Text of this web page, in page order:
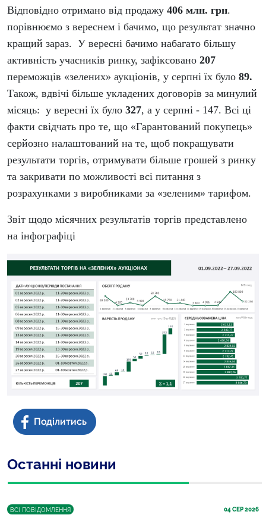
Відповідно отримано від продажу 406 млн. грн.
порівнюємо з вереснем і бачимо, що результат значно
кращий зараз. У вересні бачимо набагато більшу
активність учасників ринку, зафіксовано 207
переможців «зелених» аукціонів, у серпні їх було 89.
Також, вдвічі більше укладених договорів за минулий
місяць: у вересні їх було 327, а у серпні - 147. Всі ці
факти свідчать про те, що «Гарантований покупець»
серйозно налаштований на те, щоб покращувати
результати торгів, отримувати більше грошей з ринку
та закривати по можливості всі питання з
розрахунками з виробниками за «зеленим» тарифом.
Звіт щодо місячних результатів торгів представлено
на інфографіці
Останні новини
ВСІ ПОВІДОМЛЕННЯ 04 СЕР 2026